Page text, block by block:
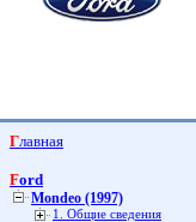
Главная
Ford
Mondeo (1997)
1. Общие сведения